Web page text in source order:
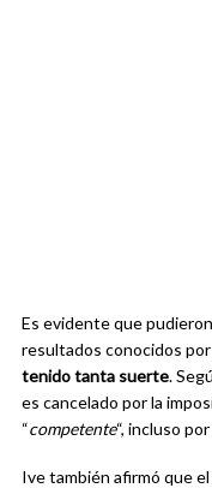
Es evidente que
resultados conocidos
tenido tanta suerte.
es cancelado por la
“competente“, incluso
Ive también afirmó que